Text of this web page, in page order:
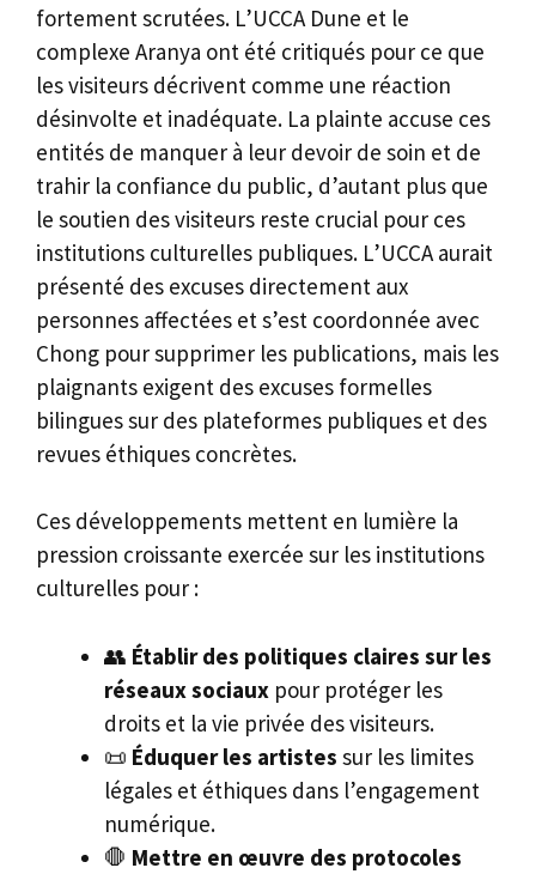
fortement scrutées. L’UCCA Dune et le
complexe Aranya ont été critiqués pour ce que
les visiteurs décrivent comme une réaction
désinvolte et inadéquate. La plainte accuse ces
entités de manquer à leur devoir de soin et de
trahir la confiance du public, d’autant plus que
le soutien des visiteurs reste crucial pour ces
institutions culturelles publiques. L’UCCA aurait
présenté des excuses directement aux
personnes affectées et s’est coordonnée avec
Chong pour supprimer les publications, mais les
plaignants exigent des excuses formelles
bilingues sur des plateformes publiques et des
revues éthiques concrètes.
Ces développements mettent en lumière la
pression croissante exercée sur les institutions
culturelles pour :
👥 Établir des politiques claires sur les
réseaux sociaux pour protéger les
droits et la vie privée des visiteurs.
📜 Éduquer les artistes sur les limites
légales et éthiques dans l’engagement
numérique.
🛑 Mettre en œuvre des protocoles